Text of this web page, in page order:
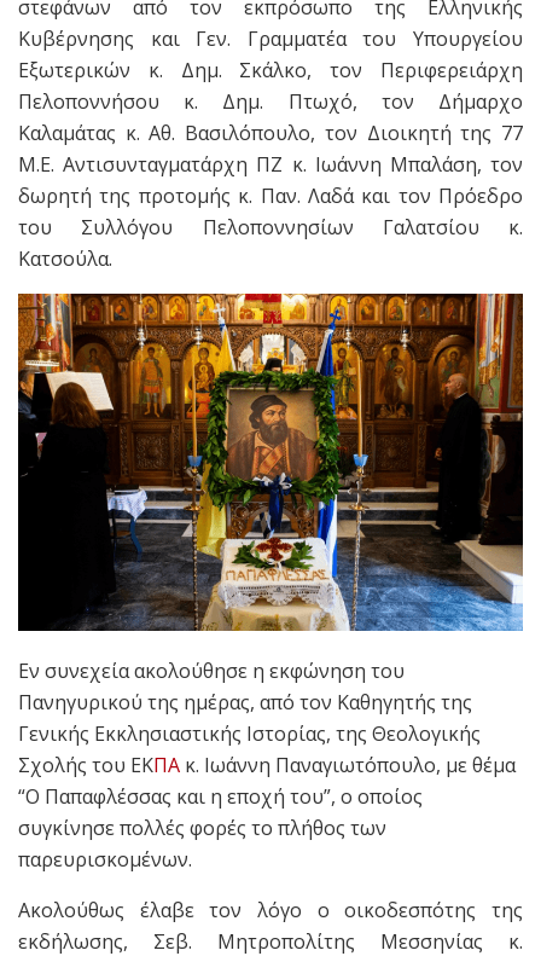
στεφάνων από τον εκπρόσωπο της Ελληνικής
Κυβέρνησης και Γεν. Γραμματέα του Υπουργείου
Εξωτερικών κ. Δημ. Σκάλκο, τον Περιφερειάρχη
Πελοποννήσου κ. Δημ. Πτωχό, τον Δήμαρχο
Καλαμάτας κ. Αθ. Βασιλόπουλο, τον Διοικητή της 77
Μ.Ε. Αντισυνταγματάρχη ΠΖ κ. Ιωάννη Μπαλάση, τον
δωρητή της προτομής κ. Παν. Λαδά και τον Πρόεδρο
του Συλλόγου Πελοποννησίων Γαλατσίου κ.
Κατσούλα.
Εν συνεχεία ακολούθησε η εκφώνηση του
Πανηγυρικού της ημέρας, από τον Καθηγητής της
Γενικής Εκκλησιαστικής Ιστορίας, της Θεολογικής
Σχολής του ΕΚΠΑ κ. Ιωάννη Παναγιωτόπουλο, με θέμα
“Ο Παπαφλέσσας και η εποχή του”, ο οποίος
συγκίνησε πολλές φορές το πλήθος των
παρευρισκομένων.
Ακολούθως έλαβε τον λόγο ο οικοδεσπότης της
εκδήλωσης, Σεβ. Μητροπολίτης Μεσσηνίας κ.